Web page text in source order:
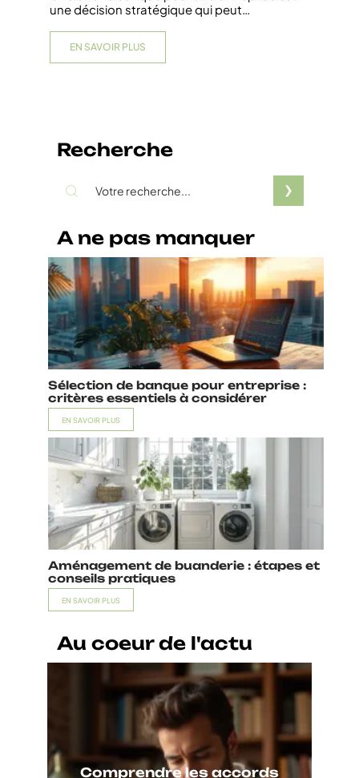
une décision stratégique qui peut…
EN SAVOIR PLUS
Recherche
A ne pas manquer
Sélection de banque pour entreprise :
critères essentiels à considérer
EN SAVOIR PLUS
Aménagement de buanderie : étapes et
conseils pratiques
EN SAVOIR PLUS
Au coeur de l'actu
Comprendre les accords